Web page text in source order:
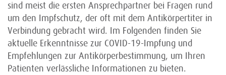
sind meist die ersten Ansprechpartner bei Fragen rund
um den Impfschutz, der oft mit dem Antikörpertiter in
Verbindung gebracht wird. Im Folgenden finden Sie
aktuelle Erkenntnisse zur COVID-19-Impfung und
Empfehlungen zur Antikörperbestimmung, um Ihren
Patienten verlässliche Informationen zu bieten.